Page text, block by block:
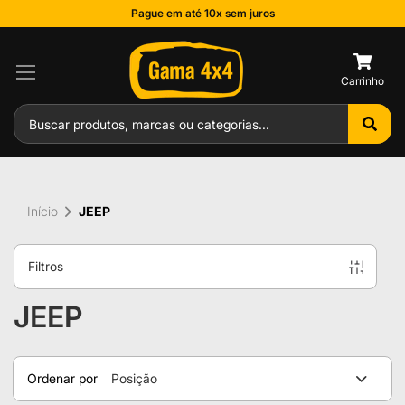
Pague em até 10x sem juros
JEEP
Ordenar por Posição
Início JEEP
Filtros